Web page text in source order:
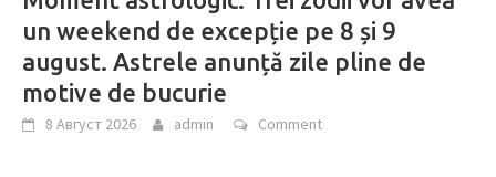
un weekend de excepție pe 8 și 9
august. Astrele anunță zile pline de
motive de bucurie
8 Август 2026 admin Comment